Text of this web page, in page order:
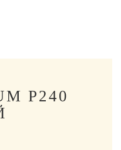
P240